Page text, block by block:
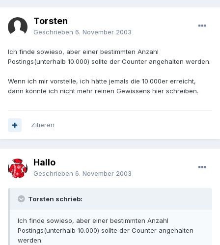
Torsten
Geschrieben 6. November 2003
Ich finde sowieso, aber einer bestimmten Anzahl
Postings(unterhalb 10.000) sollte der Counter angehalten werden.
Wenn ich mir vorstelle, ich hätte jemals die 10.000er erreicht,
dann könnte ich nicht mehr reinen Gewissens hier schreiben.
Zitieren
Hallo
Geschrieben 6. November 2003
Torsten schrieb:
Ich finde sowieso, aber einer bestimmten Anzahl
Postings(unterhalb 10.000) sollte der Counter angehalten
werden.